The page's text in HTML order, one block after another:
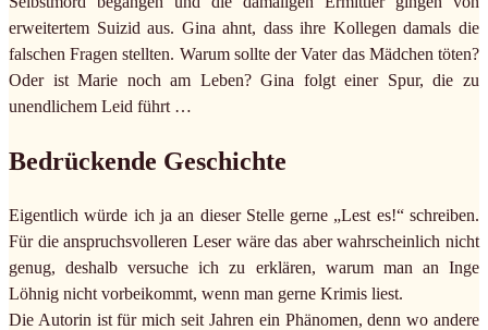
erweitertem Suizid aus. Gina ahnt, dass ihre Kollegen damals die
falschen Fragen stellten. Warum sollte der Vater das Mädchen töten?
Oder ist Marie noch am Leben? Gina folgt einer Spur, die zu
unendlichem Leid führt …
Bedrückende Geschichte
Eigentlich würde ich ja an dieser Stelle gerne „Lest es!“ schreiben.
Für die anspruchsvolleren Leser wäre das aber wahrscheinlich nicht
genug, deshalb versuche ich zu erklären, warum man an Inge
Löhnig nicht vorbeikommt, wenn man gerne Krimis liest.
Die Autorin ist für mich seit Jahren ein Phänomen, denn wo andere